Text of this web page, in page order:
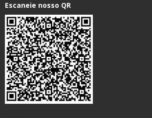
Escaneie nosso QR